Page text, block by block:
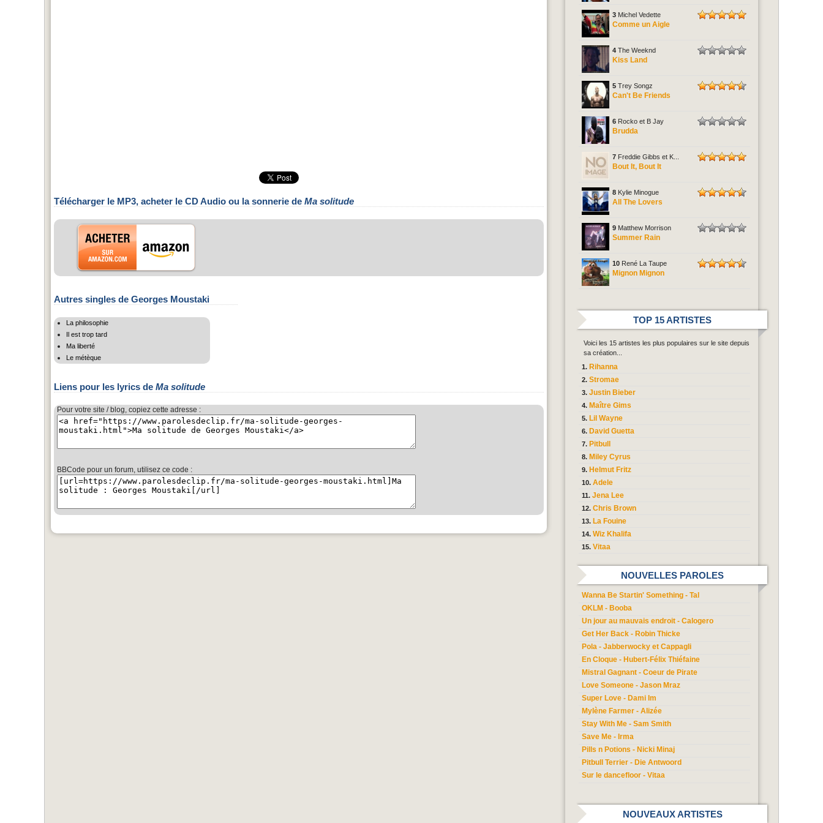
Télécharger le MP3, acheter le CD Audio ou la sonnerie de Ma solitude
Autres singles de Georges Moustaki
La philosophie
Il est trop tard
Ma liberté
Le métèque
Liens pour les lyrics de Ma solitude
Pour votre site / blog, copiez cette adresse :
BBCode pour un forum, utilisez ce code :
3 Michel Vedette
Comme un Aigle
4 The Weeknd
Kiss Land
5 Trey Songz
Can't Be Friends
6 Rocko et B Jay
Brudda
7 Freddie Gibbs et K...
Bout It, Bout It
8 Kylie Minogue
All The Lovers
9 Matthew Morrison
Summer Rain
10 René La Taupe
Mignon Mignon
TOP 15 ARTISTES
Voici les 15 artistes les plus populaires sur le site depuis
sa création...
Rihanna
Stromae
Justin Bieber
Maître Gims
Lil Wayne
David Guetta
Pitbull
Miley Cyrus
Helmut Fritz
Adele
Jena Lee
Chris Brown
La Fouine
Wiz Khalifa
Vitaa
NOUVELLES PAROLES
Wanna Be Startin' Something - Tal
OKLM - Booba
Un jour au mauvais endroit - Calogero
Get Her Back - Robin Thicke
Pola - Jabberwocky et Cappagli
En Cloque - Hubert-Félix Thiéfaine
Mistral Gagnant - Coeur de Pirate
Love Someone - Jason Mraz
Super Love - Dami Im
Mylène Farmer - Alizée
Stay With Me - Sam Smith
Save Me - Irma
Pills n Potions - Nicki Minaj
Pitbull Terrier - Die Antwoord
Sur le dancefloor - Vitaa
NOUVEAUX ARTISTES